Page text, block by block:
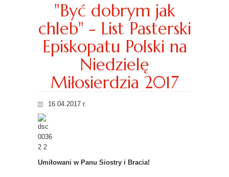
"Być dobrym jak
chleb" - List Pasterski
Episkopatu Polski na
Niedzielę
Miłosierdzia 2017
16.04.2017 r.
Umiłowani w Panu Siostry i Bracia!